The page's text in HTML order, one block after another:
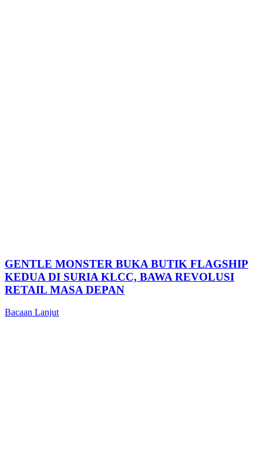
GENTLE MONSTER BUKA BUTIK FLAGSHIP
KEDUA DI SURIA KLCC, BAWA REVOLUSI
RETAIL MASA DEPAN
Bacaan Lanjut